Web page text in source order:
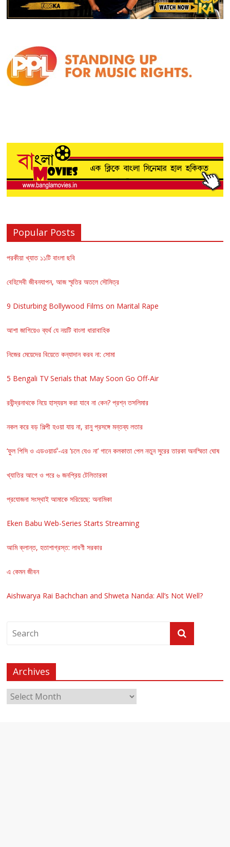
Popular Posts
পরকীয়া খ্যাত ১১টি বাংলা ছবি
বেহিসেবী জীবনযাপন, আজ স্মৃতির অতলে সৌমিত্র
9 Disturbing Bollywood Films on Marital Rape
আশা জাগিয়েও ব্যর্থ যে নয়টি বাংলা ধারাবাহিক
নিজের মেয়েদের বিয়েতে কন্যাদান করব না: সোমা
5 Bengali TV Serials that May Soon Go Off-Air
রবীন্দ্রনাথকে নিয়ে হাস্যরস করা যাবে না কেন? প্রশ্ন তসলিমার
নকল করে বড় শিল্পী হওয়া যায় না, রানু প্রসঙ্গে মন্তব্য লতার
‘ফুল পিসি ও এডওয়ার্ড’-এর ‘চলে যেও না’ গানে কলকাতা পেল নতুন সুরের তারকা অনস্মিতা ঘোষ
খ্যাতির আগে ও পরে ৬ জনপ্রিয় টেলিতারকা
প্রযোজনা সংস্থাই আমাকে সরিয়েছে: অনামিকা
Eken Babu Web-Series Starts Streaming
আমি ক্লান্ত, হতাশাগ্রস্ত: লাবণী সরকার
এ কেমন জীবন
Aishwarya Rai Bachchan and Shweta Nanda: All’s Not Well?
Archives